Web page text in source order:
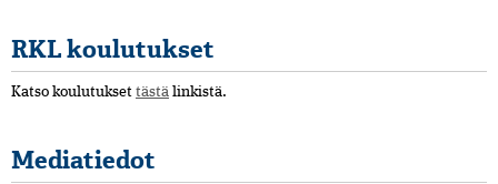
RKL koulutukset
Katso koulutukset tästä linkistä.
Mediatiedot